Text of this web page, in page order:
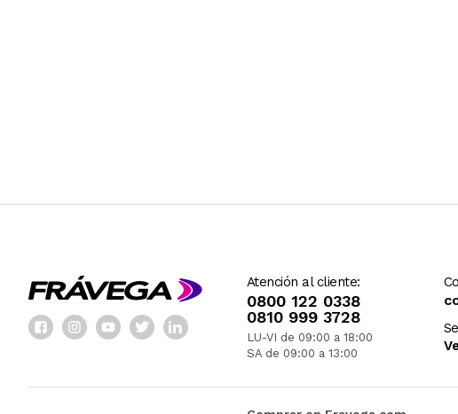
Atención al cliente:
0800 122 0338
0810 999 3728
LU-VI de 09:00 a 18:00
SA de 09:00 a 13:00